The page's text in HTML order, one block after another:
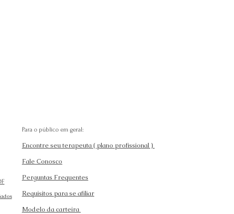
Para o público em geral:
Encontre seu terapeuta ( plano profissional )
Fale Conosco
Perguntas Frequentes
Requisitos para se afiliar
Modelo da carteira